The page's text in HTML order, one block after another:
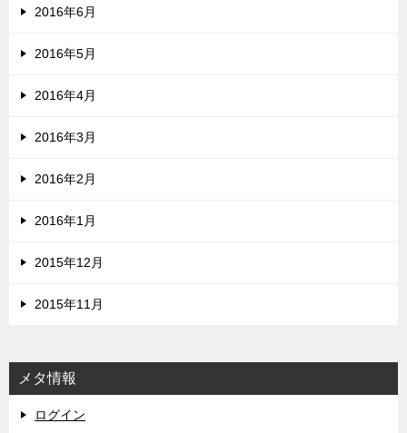
2016年6月
2016年5月
2016年4月
2016年3月
2016年2月
2016年1月
2015年12月
2015年11月
メタ情報
ログイン